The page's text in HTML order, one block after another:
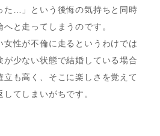
た…」という後悔の気持ちと同時
と走ってしまうのです。
性が不倫に走るというわけでは
が少ない状態で結婚している場合
も高く、そこに楽しさを覚えて
てしまいがちです。